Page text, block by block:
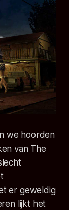
we hoorden
van The
er geweldig
lijkt het